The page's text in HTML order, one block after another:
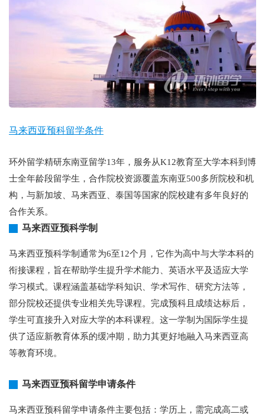
马来西亚预科留学条件
环外留学精研东南亚留学13年，服务从K12教育至大学本科到博
士全年龄段留学生，合作院校资源覆盖东南亚500多所院校和机
构，与新加坡、马来西亚、泰国等国家的院校建有多年良好的
合作关系。
马来西亚预科学制
马来西亚预科学制通常为6至12个月，它作为高中与大学本科的
衔接课程，旨在帮助学生提升学术能力、英语水平及适应大学
学习模式。课程涵盖基础学科知识、学术写作、研究方法等，
部分院校还提供专业相关先导课程。完成预科且成绩达标后，
学生可直接升入对应大学的本科课程。这一学制为国际学生提
供了适应新教育体系的缓冲期，助力其更好地融入马来西亚高
等教育环境。
马来西亚预科留学申请条件
马来西亚预科留学申请条件主要包括：学历上，需完成高二或